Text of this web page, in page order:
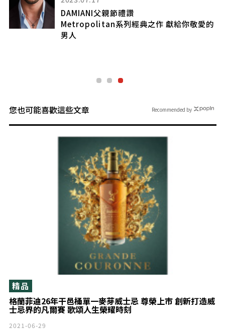
DAMIANI父親節禮讚
Metropolitan系列經典之作 獻給你敬愛的
男人
您也可能喜歡這些文章
格蘭菲迪26年干邑桶單一麥芽威士忌 尊榮上市 創新打造威
士忌界的凡爾賽 歌頌人生榮耀時刻
精品
2021-06-29
Recommended by